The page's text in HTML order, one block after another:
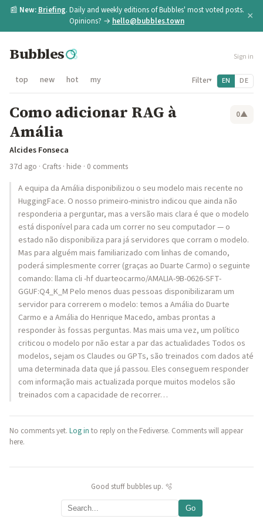
📰 New: Briefing. Daily and weekly editions of Bubbles' most voted posts.
Opinions? → hello@bubbles.town ×
Bubbles Sign in
top new hot my Filter▾ EN DE
Como adicionar RAG à
Amália
0▲
Alcides Fonseca
37d ago · Crafts · hide · 0 comments
A equipa da Amália disponibilizou o seu modelo mais recente no
HuggingFace. O nosso primeiro-ministro indicou que ainda não
responderia a perguntar, mas a versão mais clara é que o modelo
está disponível para cada um correr no seu computador — o
estado não disponibiliza para já servidores que corram o modelo.
Mas para alguém mais familiarizado com linhas de comando,
poderá simplesmente correr (graças ao Duarte Carmo) o seguinte
comando: llama cli -hf duarteocarmo/AMALIA-9B-0626-SFT-
GGUF:Q4_K_M Pelo menos duas pessoas disponibilizaram um
servidor para correrem o modelo: temos a Amália do Duarte
Carmo e a Amália do Henrique Macedo, ambas prontas a
responder às fossas perguntas. Mas mais uma vez, um político
criticou o modelo por não estar a par das actualidades Todos os
modelos, sejam os Claudes ou GPTs, são treinados com dados até
uma determinada data que já passou. Eles conseguem responder
com informação mais actualizada porque muitos modelos são
treinados com a capacidade de recorrer…
No comments yet. Log in to reply on the Fediverse. Comments will appear
here.
Good stuff bubbles up. 🫧
Go